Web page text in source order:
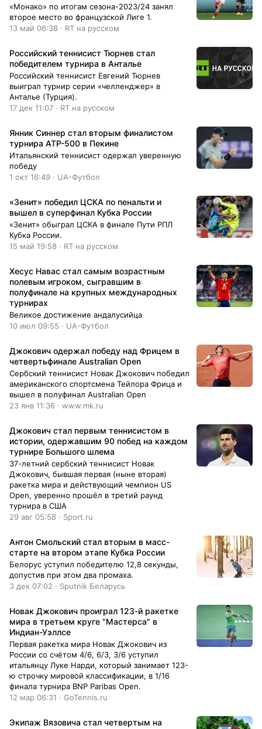
«Монако» по итогам сезона-2023/24 занял
второе место во французской Лиге 1.
13 май 06:38 · RT на русском
Российский теннисист Тюрнев стал
победителем турнира в Анталье
Российский теннисист Евгений Тюрнев
выиграл турнир серии «челленджер» в
Анталье (Турция).
17 дек 11:07 · RT на русском
Янник Синнер стал вторым финалистом
турнира ATP-500 в Пекине
Итальянский теннисист одержал уверенную
победу
1 окт 16:49 · UA-Футбол
«Зенит» победил ЦСКА по пенальти и
вышел в суперфинал Кубка России
«Зенит» обыграл ЦСКА в финале Пути РПЛ
Кубка России.
15 май 19:58 · RT на русском
Хесус Навас стал самым возрастным
полевым игроком, сыгравшим в
полуфинале на крупных международных
турнирах
Великое достижение андалусийца
10 июл 09:55 · UA-Футбол
Джокович одержал победу над Фрицем в
четвертьфинале Australian Open
Сербский теннисист Новак Джокович победил
американского спортсмена Тейлора Фрица и
вышел в полуфинал Australian Open
23 янв 11:36 · www.mk.ru
Джокович стал первым теннисистом в
истории, одержавшим 90 побед на каждом
турнире Большого шлема
37-летний сербский теннисист Новак
Джокович, бывшая первая (ныне вторая)
ракетка мира и действующий чемпион US
Open, уверенно прошёл в третий раунд
турнира в США
29 авг 05:58 · Sport.ru
Антон Смольский стал вторым в масс-
старте на втором этапе Кубка России
Белорус уступил победителю 12,8 секунды,
допустив при этом два промаха.
3 дек 07:02 · Sputnik Беларусь
Новак Джокович проиграл 123-й ракетке
мира в третьем круге "Мастерса" в
Индиан-Уэллсе
Первая ракетка мира Новак Джокович из
России со счётом 4/6, 6/3, 3/6 уступил
итальянцу Луке Нарди, который занимает 123-
ю строчку мировой классификации, в 1/16
финала турнира BNP Paribas Open.
12 мар 06:31 · GoTennis.ru
Экипаж Вязовича стал четвертым на